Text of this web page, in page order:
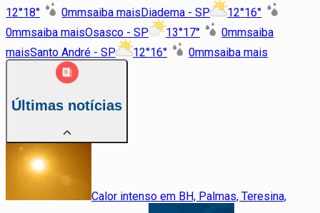
12°18° 0mmsaiba maisDiadema - SP 12°16°
0mmsaiba maisOsasco - SP 13°17° 0mmsaiba
maisSanto André - SP 12°16° 0mmsaiba mais
Últimas notícias
Calor intenso em BH, Palmas, Teresina,